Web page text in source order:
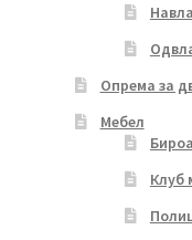
Опрема за
Мебел
Бироа
Клуб